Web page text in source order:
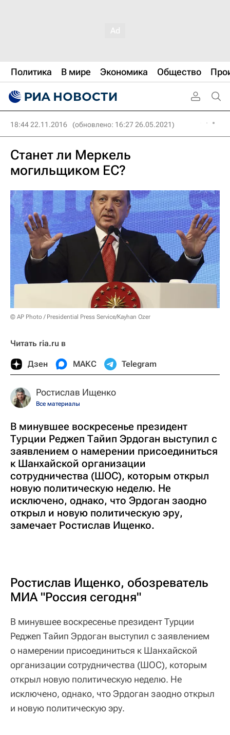
Политика В мире Экономика Общество
18:44 22.11.2016 (обновлено: 16:27 26.05.2021)
Станет ли Меркель
могильщиком ЕС?
© AP Photo / Presidential Press Service/Kayhan Ozer
Читать ria.ru в
Дзен МАКС Telegram
Ростислав Ищенко
Все материалы
В минувшее воскресенье президент
Турции Реджеп Тайип Эрдоган выступил с
заявлением о намерении присоединиться
к Шанхайской организации
сотрудничества (ШОС), которым открыл
новую политическую неделю. Не
исключено, однако, что Эрдоган заодно
открыл и новую политическую эру,
замечает Ростислав Ищенко.
Ростислав Ищенко, обозреватель
МИА "Россия сегодня"
В минувшее воскресенье президент Турции
Реджеп Тайип Эрдоган выступил с заявлением
о намерении присоединиться к Шанхайской
организации сотрудничества (ШОС), которым
открыл новую политическую неделю. Не
исключено, однако, что Эрдоган заодно открыл
и новую политическую эру.